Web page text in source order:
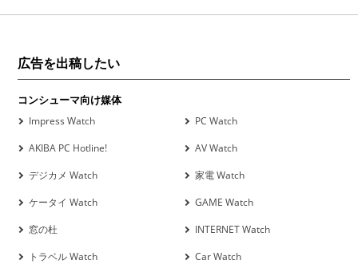
広告を出稿したい
コンシューマ向け媒体
Impress Watch
PC Watch
AKIBA PC Hotline!
AV Watch
デジカメ Watch
家電 Watch
ケータイ Watch
GAME Watch
窓の杜
INTERNET Watch
トラベル Watch
Car Watch